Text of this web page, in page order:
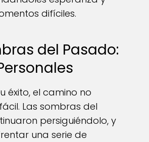
difíciles.
del Pasado:
éxito, el camino no
Las sombras del
persiguiéndolo, y
una serie de